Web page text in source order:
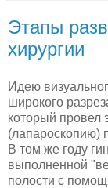
Этапы
хирургии
Идею
широкого
который провел
(лапароскопию)
В том же году
выполненной
полости с